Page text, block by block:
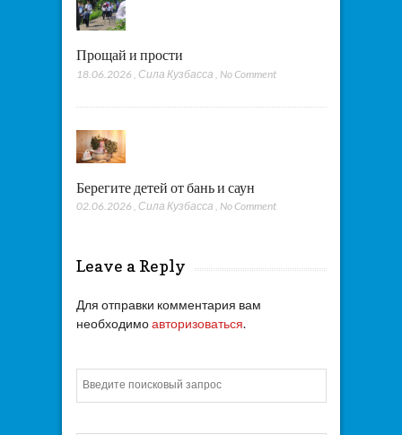
Прощай и прости
18.06.2026 Сила Кузбасса No Comment
Берегите детей от бань и саун
02.06.2026 , Сила Кузбасса , No Comment
Leave a Reply
Для отправки комментария вам
необходимоавторизоваться.